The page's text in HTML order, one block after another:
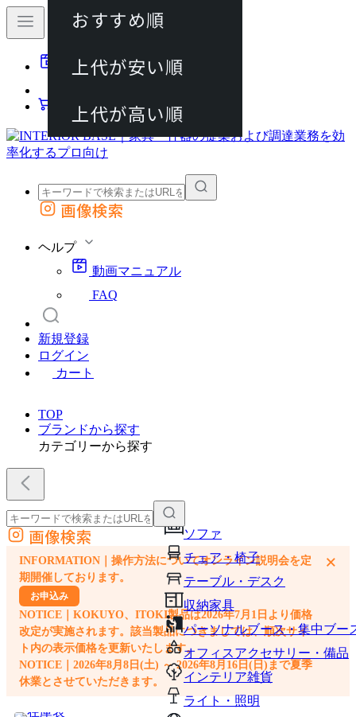
動画マニュアル
カート
外部サイトの商品をカートに追加
画像検索
ヘルプ
動画マニュアル
FAQ
新規登録
ログイン
カート
TOP
ブランドから探す
カテゴリーから探す
ソファ
チェア・椅子
テーブル・デスク
収納家具
パーソナルブース・集中ブー
オフィスアクセサリー・備品
インテリア雑貨
ライト・照明
外部サイトの商品をカートに追加
他のサイトで見つけた商品ページのURLを貼り付けて、カートに追加できます
画像検索
INFORMATION｜操作方法についてオンライン説明会を定
期開催しております。
お申込み
NOTICE｜KOKUYO、ITOKI製品は2026年7月1日より価格
改定が実施されます。該当製品につきましては、順次サイ
ト内の表示価格を更新いたします。
NOTICE｜2026年8月8日(土) ～ 2026年8月16日(日)まで夏季
休業とさせていただきます。
×
おすすめ順
上代が安い順
上代が高い順